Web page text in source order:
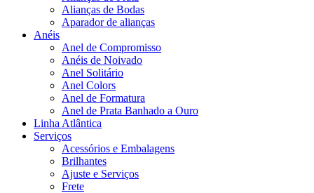
Alianças de Bodas
Aparador de alianças
Anéis
Anel de Compromisso
Anéis de Noivado
Anel Solitário
Anel Colors
Anel de Formatura
Anel de Prata Banhado a Ouro
Linha Atlântica
Serviços
Acessórios e Embalagens
Brilhantes
Ajuste e Serviços
Frete